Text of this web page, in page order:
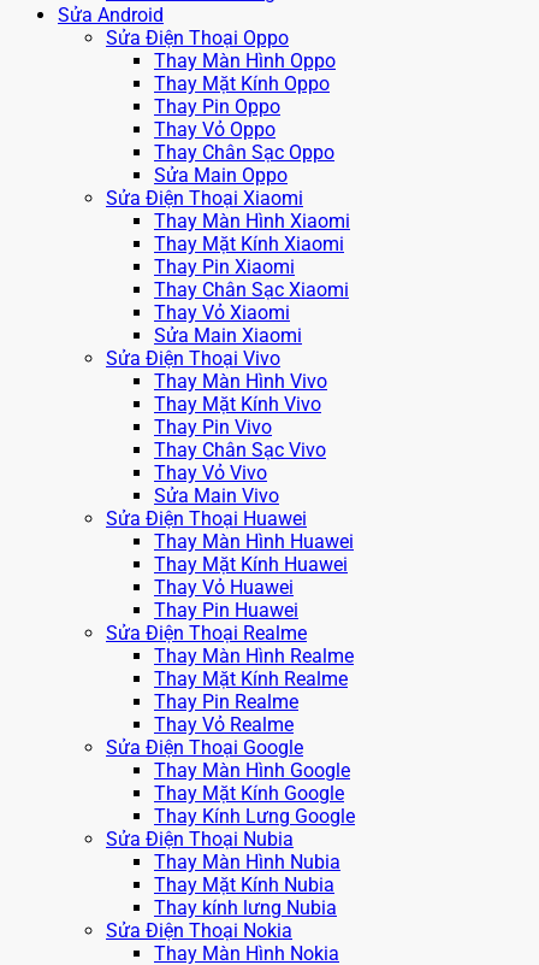
Sửa Android
Sửa Điện Thoại Oppo
Thay Màn Hình Oppo
Thay Mặt Kính Oppo
Thay Pin Oppo
Thay Vỏ Oppo
Thay Chân Sạc Oppo
Sửa Main Oppo
Sửa Điện Thoại Xiaomi
Thay Màn Hình Xiaomi
Thay Mặt Kính Xiaomi
Thay Pin Xiaomi
Thay Chân Sạc Xiaomi
Thay Vỏ Xiaomi
Sửa Main Xiaomi
Sửa Điện Thoại Vivo
Thay Màn Hình Vivo
Thay Mặt Kính Vivo
Thay Pin Vivo
Thay Chân Sạc Vivo
Thay Vỏ Vivo
Sửa Main Vivo
Sửa Điện Thoại Huawei
Thay Màn Hình Huawei
Thay Mặt Kính Huawei
Thay Vỏ Huawei
Thay Pin Huawei
Sửa Điện Thoại Realme
Thay Màn Hình Realme
Thay Mặt Kính Realme
Thay Pin Realme
Thay Vỏ Realme
Sửa Điện Thoại Google
Thay Màn Hình Google
Thay Mặt Kính Google
Thay Kính Lưng Google
Sửa Điện Thoại Nubia
Thay Màn Hình Nubia
Thay Mặt Kính Nubia
Thay kính lưng Nubia
Sửa Điện Thoại Nokia
Thay Màn Hình Nokia